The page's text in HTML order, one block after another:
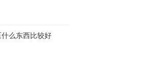
么东西比较好